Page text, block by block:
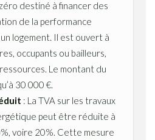
destiné à financer des
de la performance
logement. Il est ouvert à
occupants ou bailleurs,
Le montant du
30 000 €.
: La TVA sur les travaux
peut être réduite à
voire 20%. Cette mesure